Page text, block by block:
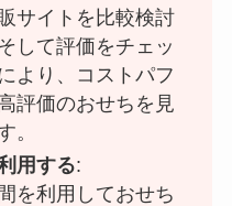
サイトを比較検討
して評価をチェッ
より、コストパフ
評価のおせちを見
。
用する:
を利用しておせち